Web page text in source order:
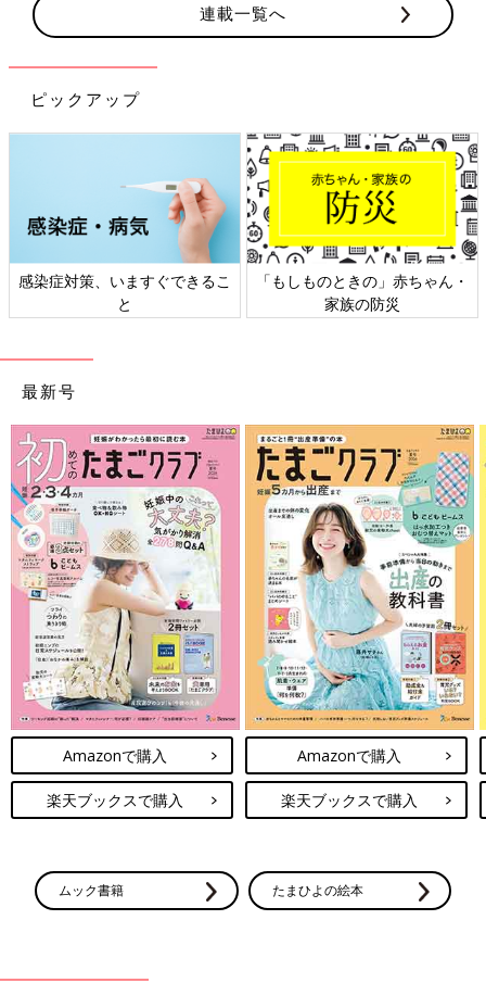
連載一覧へ
ピックアップ
日本外来小児科学会リーフレッ
ト検討会
六星占術 細木かおりさんの人
相談
最新号
Amazonで購入
楽天ブックスで購入
Amazonで購入
楽天ブックスで購入
ムック書籍 たまひよの絵本